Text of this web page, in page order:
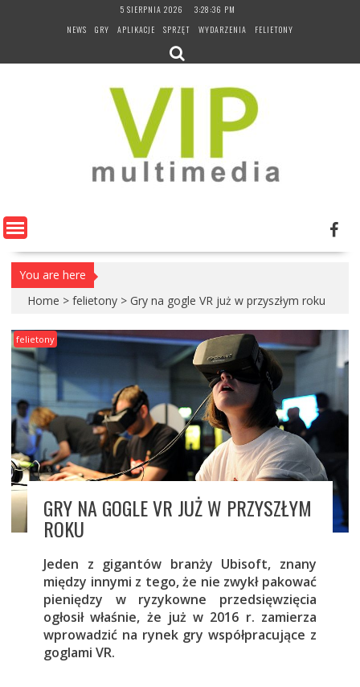
5 SIERPNIA 2026
3:28:37 PM
NEWS
GRY APLIKACJE SPRZĘT WYDARZENIA FELIETONY
You are here
Home > felietony > Gry na gogle VR już w przyszłym roku
felietony
GRY NA GOGLE VR JUŻ W PRZYSZŁYM
ROKU
Jeden z gigantów branży Ubisoft, znany
między innymi z tego, że nie zwykł pakować
pieniędzy w ryzykowne przedsięwzięcia
ogłosił właśnie, że już w 2016 r. zamierza
wprowadzić na rynek gry współpracujące z
goglami VR.